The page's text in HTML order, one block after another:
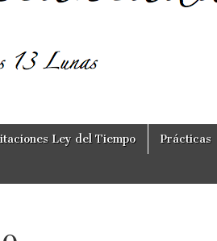
Ley del Tiempo Prácticas